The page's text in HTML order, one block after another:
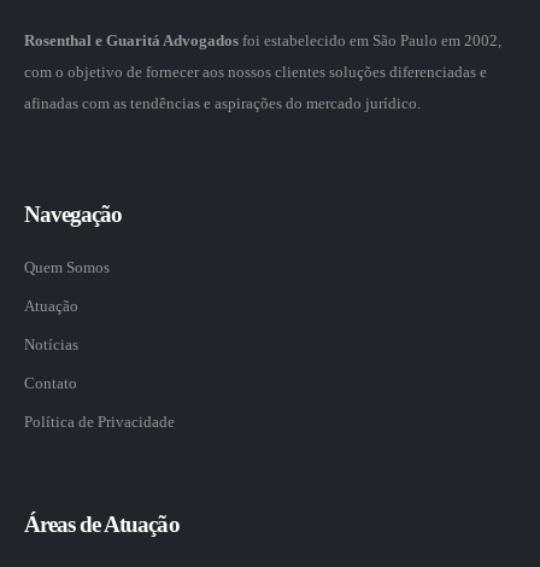
Rosenthal e Guaritá Advogados foi estabelecido em São Paulo em 2002,
com o objetivo de fornecer aos nossos clientes soluções diferenciadas e
afinadas com as tendências e aspirações do mercado jurídico.
Navegação
Quem Somos
Atuação
Notícias
Contato
Política de Privacidade
Áreas de Atuação